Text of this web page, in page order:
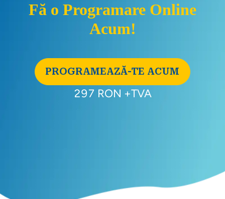
Fă o Programare Online
Acum!
PROGRAMEAZĂ-TE ACUM
297 RON +TVA